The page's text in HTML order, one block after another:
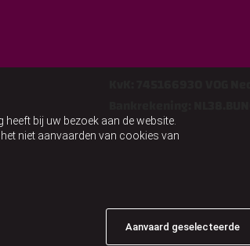
bij uw bezoek aan de website.
niet aanvaarden van cookies van
Aanvaard geselecteerde